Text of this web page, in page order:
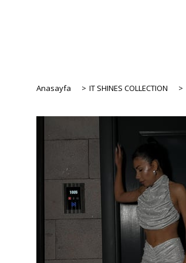
Anasayfa
> IT SHINES COLLECTION >